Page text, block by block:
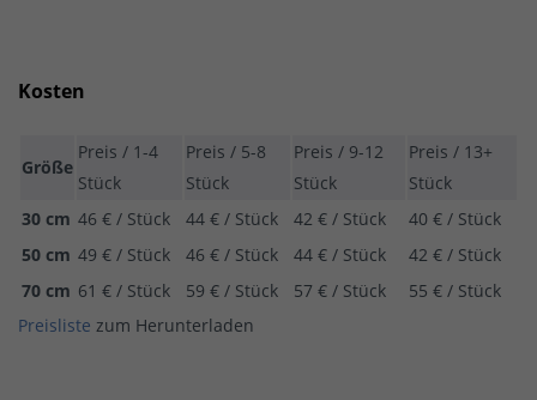
Kosten
Größe
Preis / 1-4
Stück
Preis / 5-8
Stück
Preis / 9-12
Stück
Preis / 13+
Stück
30 cm 46 € / Stück 44 € / Stück 42 € / Stück
40 € / Stück
50 cm 49 € / Stück 46 € / Stück 44 € / Stück
42 € / Stück
70 cm 61 € / Stück 59 € / Stück 57 € / Stück
55 € / Stück
Preisliste zum Herunterladen